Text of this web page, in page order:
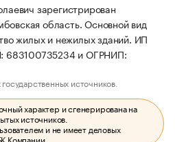
зарегистрирован
область. Основной вид
жилых и нежилых зданий. ИП
683100735234 и ОГРНИП:
источников.
характер и сгенерирована на
источников.
и не имеет деловых
Компании.